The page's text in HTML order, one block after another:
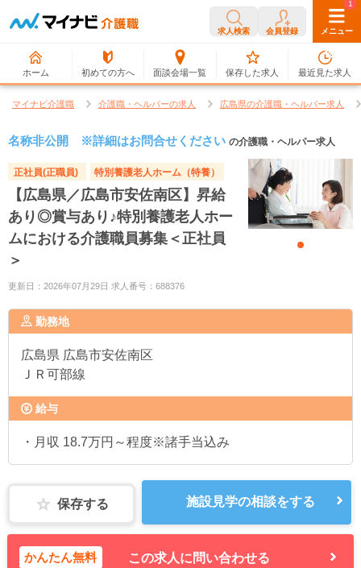
求人検索 会員登録 メニュー
ホーム 初めての方へ 面談会場一覧
0
保存した求人
1
最近見た求人
マイナビ介護職 介護職・ヘルパーの求人 広島県の介護職・ヘルパー求人
名称非公開 ※詳細はお問合せください の介護職・ヘルパー求人
正社員(正職員) 特別養護老人ホーム（特養）
【広島県／広島市安佐南区】昇給
あり◎賞与あり♪特別養護老人ホー
ムにおける介護職員募集＜正社員
＞
更新日：2026年07月29日 求人番号：688376
勤務地
広島県 広島市安佐南区
ＪＲ可部線
給与
・月収 18.7万円～程度※諸手当込み
保存する 施設見学の相談をする
かんたん無料 この求人に問い合わせる